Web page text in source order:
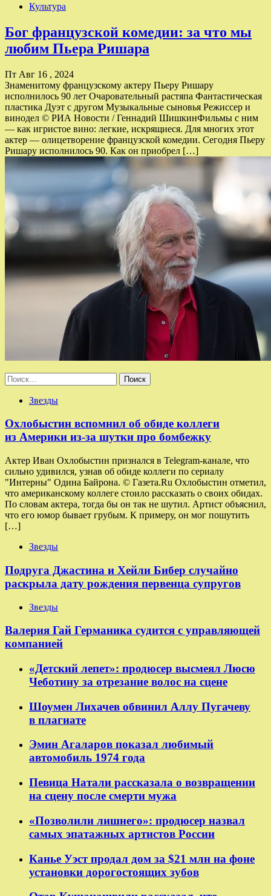
Культура
Бог французской комедии: за что мы
любим Пьера Ришара
Пт Авг 16 , 2024
Знаменитому французскому актеру Пьеру Ришару
исполнилось 90 лет Очаровательный растяпа Фантастическая
пластика Дуэт с другом Музыкальные сыновья Режиссер и
винодел © РИА Новости / Геннадий ШишкинФильмы с ним
— как игристое вино: легкие, искрящиеся. Для многих этот
актер — олицетворение французской комедии. Сегодня Пьеру
Ришару исполнилось 90. Как он приобрел […]
Найти:
Звезды
Охлобыстин вспомнил об обиде коллеги
из Америки из-за шутки про бомбежку
Актер Иван Охлобыстин признался в Telegram-канале, что
сильно удивился, узнав об обиде коллеги по сериалу
"Интерны" Одина Байрона. © Газета.Ru Охлобыстин отметил,
что американскому коллеге стоило рассказать о своих обидах.
По словам актера, тогда бы он так не шутил. Артист объяснил,
что его юмор бывает грубым. К примеру, он мог пошутить
[…]
Звезды
Подруга Джастина и Хейли Бибер случайно
раскрыла дату рождения первенца супругов
Звезды
Валерия Гай Германика судится с управляющей
компанией
«Детский лепет»: продюсер высмеял Люсю
Чеботину за отрезание волос на сцене
Шоумен Лихачев обвинил Аллу Пугачеву
в плагиате
Эмин Агаларов показал любимый
автомобиль 1974 года
Певица Натали рассказала о возвращении
на сцену после смерти мужа
«Позволили лишнего»: продюсер назвал
самых эпатажных артистов России
Канье Уэст продал дом за $21 млн на фоне
установки дорогостоящих зубов